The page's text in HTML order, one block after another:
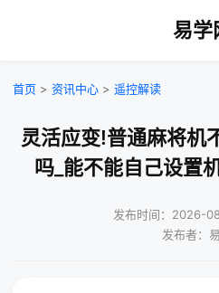
易学
首页 > 资讯中心 > 遥控解读
灵活应变!普通麻将机
吗_能不能自己设置
发布时间：2026-
发布者：